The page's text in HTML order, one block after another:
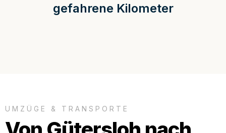
gefahrene Kilometer
UMZÜGE & TRANSPORTE